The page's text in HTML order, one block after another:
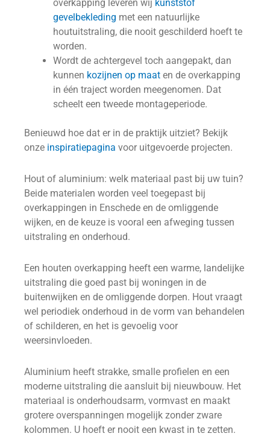
overkapping leveren wij kunststof
gevelbekleding met een natuurlijke
houtuitstraling, die nooit geschilderd hoeft te
worden.
Wordt de achtergevel toch aangepakt, dan
kunnen kozijnen op maat en de overkapping
in één traject worden meegenomen. Dat
scheelt een tweede montageperiode.
Benieuwd hoe dat er in de praktijk uitziet? Bekijk
onze inspiratiepagina voor uitgevoerde projecten.
Hout of aluminium: welk materiaal past bij uw tuin?
Beide materialen worden veel toegepast bij
overkappingen in Enschede en de omliggende
wijken, en de keuze is vooral een afweging tussen
uitstraling en onderhoud.
Een houten overkapping heeft een warme, landelijke
uitstraling die goed past bij woningen in de
buitenwijken en de omliggende dorpen. Hout vraagt
wel periodiek onderhoud in de vorm van behandelen
of schilderen, en het is gevoelig voor
weersinvloeden.
Aluminium heeft strakke, smalle profielen en een
moderne uitstraling die aansluit bij nieuwbouw. Het
materiaal is onderhoudsarm, vormvast en maakt
grotere overspanningen mogelijk zonder zware
kolommen. U hoeft er nooit een kwast in te zetten.